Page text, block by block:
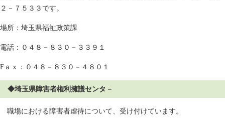
２－７５３３です。
場所：埼玉県福祉政策課
電話：０４８－８３０－３３９１
Fａｘ：０４８－８３０－４８０１
◆埼玉県障害者権利擁護センタ－
職場における障害者虐待について、受け付けています。